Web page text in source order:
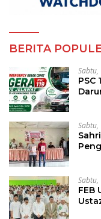
BERITA
Sabtu,
PSC
Sabtu,
Sabtu,
FEB